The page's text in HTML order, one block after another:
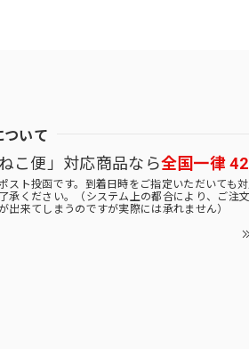
ついて
ねこ便」対応商品なら全国一律
スト投函です。到着日時をご指定いただいても
承ください。（システム上の都合により、ご注
出来てしまうのですが実際には承れません）